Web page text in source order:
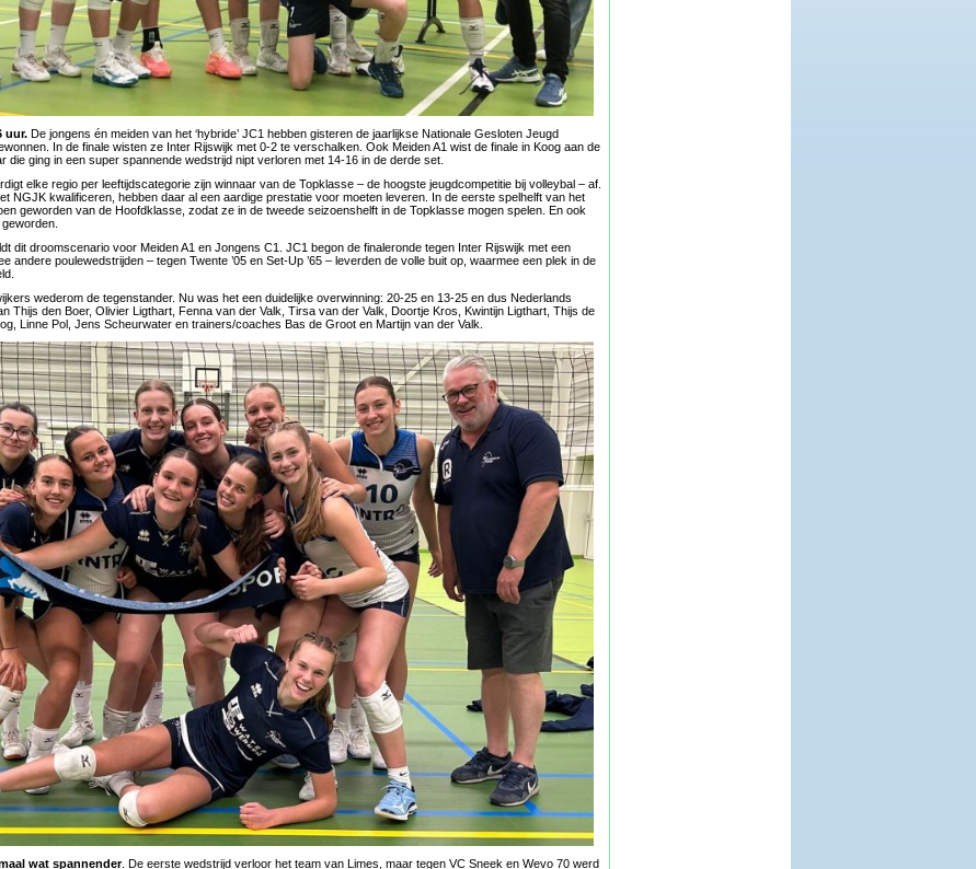
uur. De jongens én meiden van het ‘hybride’ JC1 hebben gisteren de jaarlijkse Nationale Gesloten Jeugd
In de finale wisten ze Inter Rijswijk met 0-2 te verschalken. Ook Meiden A1 wist de finale in Koog aan de
die ging in een super spannende wedstrijd nipt verloren met 14-16 in de derde set.
elke regio per leeftijdscategorie zijn winnaar van de Topklasse – de hoogste jeugdcompetitie bij volleybal – af.
NGJK kwalificeren, hebben daar al een aardige prestatie voor moeten leveren. In de eerste spelhelft van het
geworden van de Hoofdklasse, zodat ze in de tweede seizoenshelft in de Topklasse mogen spelen. En ook
dit droomscenario voor Meiden A1 en Jongens C1. JC1 begon de finaleronde tegen Inter Rijswijk met een
andere poulewedstrijden – tegen Twente ’05 en Set-Up ’65 – leverden de volle buit op, waarmee een plek in de
wederom de tegenstander. Nu was het een duidelijke overwinning: 20-25 en 13-25 en dus Nederlands
Thijs den Boer, Olivier Ligthart, Fenna van der Valk, Tirsa van der Valk, Doortje Kros, Kwintijn Ligthart, Thijs de
Linne Pol, Jens Scheurwater en trainers/coaches Bas de Groot en Martijn van der Valk.
wat spannender. De eerste wedstrijd verloor het team van Limes, maar tegen VC Sneek en Wevo 70 werd